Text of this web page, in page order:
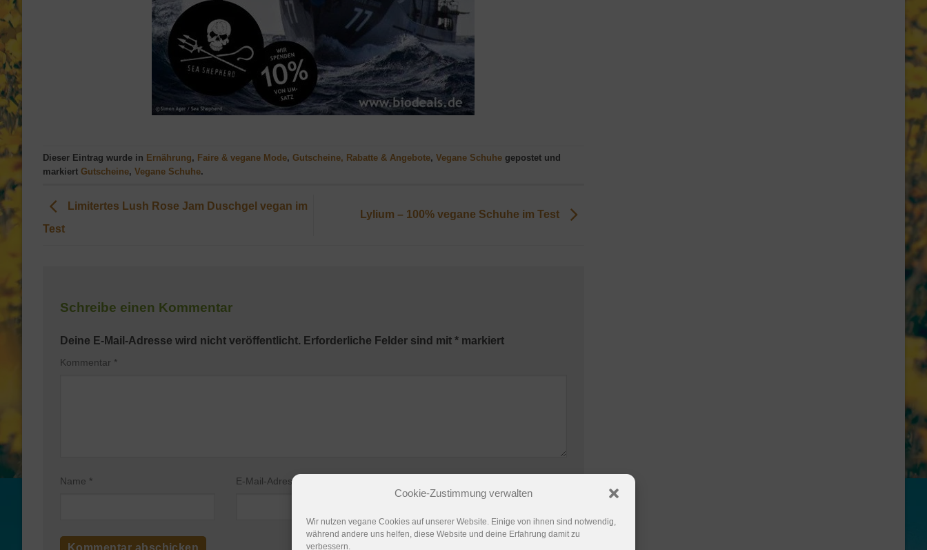
Cookie-Zustimmung verwalten
Wir nutzen vegane Cookies auf unserer Website. Einige von ihnen sind notwendig,
während andere uns helfen, diese Website und deine Erfahrung damit zu
verbessern.
Dieser Eintrag wurde in Ernährung, Faire & vegane Mode, Gutscheine, Rabatte & Angebote, Vegane Schuhe gepostet und
markiert Gutscheine, Vegane Schuhe.
Limitertes Lush Rose Jam Duschgel vegan im
Test
Lylium – 100% vegane Schuhe im Test
Schreibe einen Kommentar
Deine E-Mail-Adresse wird nicht veröffentlicht. Erforderliche Felder sind mit * markiert
Kommentar *
Name * E-Mail-Adresse